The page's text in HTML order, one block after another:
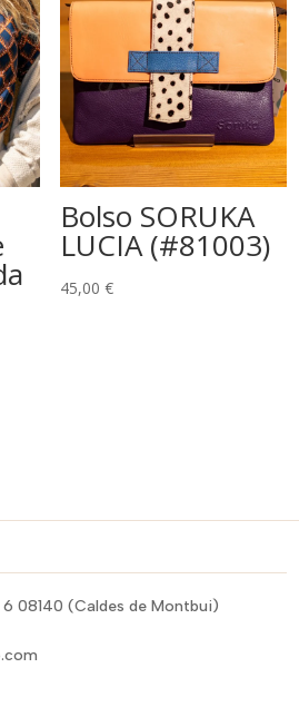
72,50 €.58,00 €.
Bolso SORUKA
LUCIA (#81003)
45,00 €
6 08140 (Caldes de Montbui)